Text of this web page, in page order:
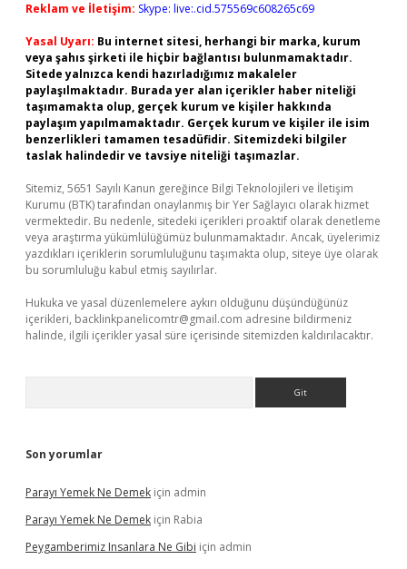
Reklam ve İletişim: Skype: live:.cid.575569c608265c69
Yasal Uyarı: Bu internet sitesi, herhangi bir marka, kurum
veya şahıs şirketi ile hiçbir bağlantısı bulunmamaktadır.
Sitede yalnızca kendi hazırladığımız makaleler
paylaşılmaktadır. Burada yer alan içerikler haber niteliği
taşımamakta olup, gerçek kurum ve kişiler hakkında
paylaşım yapılmamaktadır. Gerçek kurum ve kişiler ile isim
benzerlikleri tamamen tesadüfidir. Sitemizdeki bilgiler
taslak halindedir ve tavsiye niteliği taşımazlar.
Sitemiz, 5651 Sayılı Kanun gereğince Bilgi Teknolojileri ve İletişim
Kurumu (BTK) tarafından onaylanmış bir Yer Sağlayıcı olarak hizmet
vermektedir. Bu nedenle, sitedeki içerikleri proaktif olarak denetleme
veya araştırma yükümlülüğümüz bulunmamaktadır. Ancak, üyelerimiz
yazdıkları içeriklerin sorumluluğunu taşımakta olup, siteye üye olarak
bu sorumluluğu kabul etmiş sayılırlar.
Hukuka ve yasal düzenlemelere aykırı olduğunu düşündüğünüz
içerikleri, backlinkpanelicomtr@gmail.com adresine bildirmeniz
halinde, ilgili içerikler yasal süre içerisinde sitemizden kaldırılacaktır.
Son yorumlar
Parayı Yemek Ne Demek için admin
Parayı Yemek Ne Demek için Rabia
Peygamberimiz Insanlara Ne Gibi için admin